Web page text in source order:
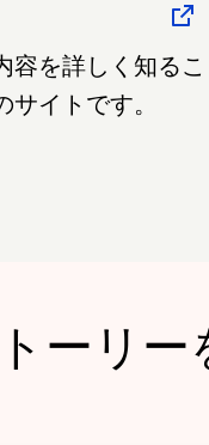
容を詳しく知るこ
イトです。
ーリー